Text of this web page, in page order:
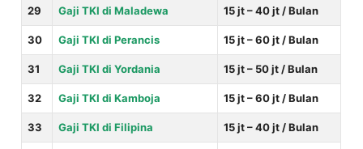
29 Gaji TKI di Maladewa 15 jt – 40 jt / Bulan
30 Gaji TKI di Perancis 15 jt – 60 jt / Bulan
31 Gaji TKI di Yordania 15 jt – 50 jt / Bulan
32 Gaji TKI di Kamboja 15 jt – 60 jt / Bulan
33 Gaji TKI di Filipina 15 jt – 40 jt / Bulan